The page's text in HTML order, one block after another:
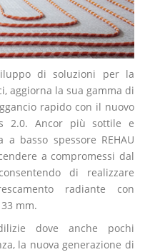
di soluzioni per la
aggiorna la sua gamma di
rapido con il nuovo
2.0. Ancor più sottile e
a basso spessore REHAU
a compromessi dal
di realizzare
radiante con
mm.
dove anche pochi
la nuova generazione di